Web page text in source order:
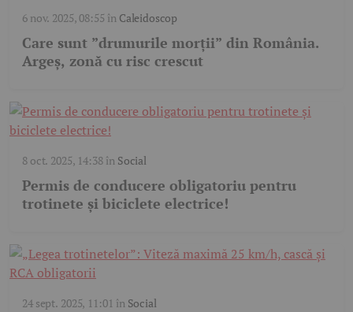
6 nov. 2025, 08:55 în Caleidoscop
Care sunt ”drumurile morții” din România.
Argeș, zonă cu risc crescut
8 oct. 2025, 14:38în Social
Permis de conducere obligatoriu pentru
trotinete și biciclete electrice!
24 sept. 2025, 11:01 în Social